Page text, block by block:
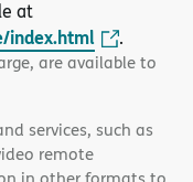
at
index.html .
are available to
services, such as
remote